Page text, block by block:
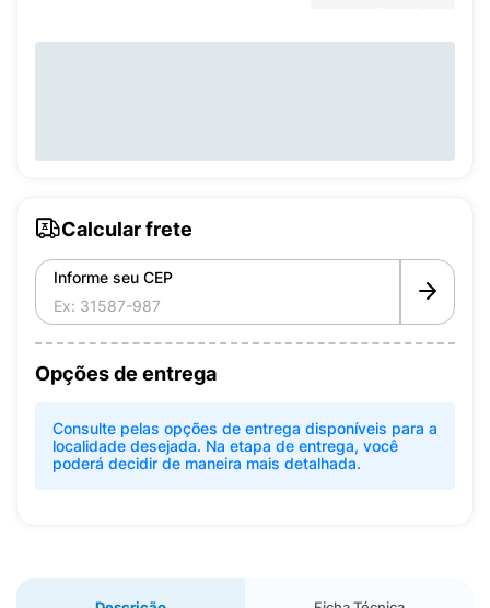
Calcular frete
Informe seu CEP
Opções de entrega
Consulte pelas opções de entrega disponíveis para a
localidade desejada. Na etapa de entrega, você
poderá decidir de maneira mais detalhada.